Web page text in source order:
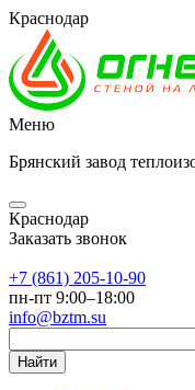
Краснодар
Меню
Брянский завод
Краснодар
Заказать звонок
+7 (861) 205-10-90
пн-пт 9:00–18:00
info@bztm.su
Найти